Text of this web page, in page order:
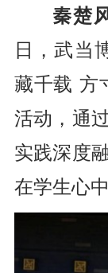
秦楚
日，武当
藏千载 方
活动，通
实践深度
在学生心